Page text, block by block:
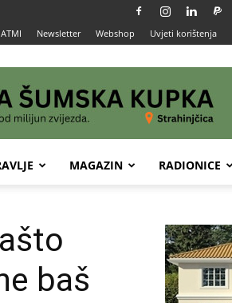
Newsletter Webshop Uvjeti korištenja
MAGAZIN RADIONICE
baš